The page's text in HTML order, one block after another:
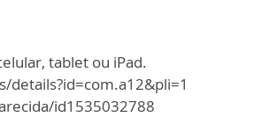
tablet ou iPad.
details?id=com.a12&pli=1
id1535032788